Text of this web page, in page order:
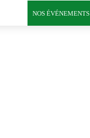
NOS ÉVÉNEMENTS